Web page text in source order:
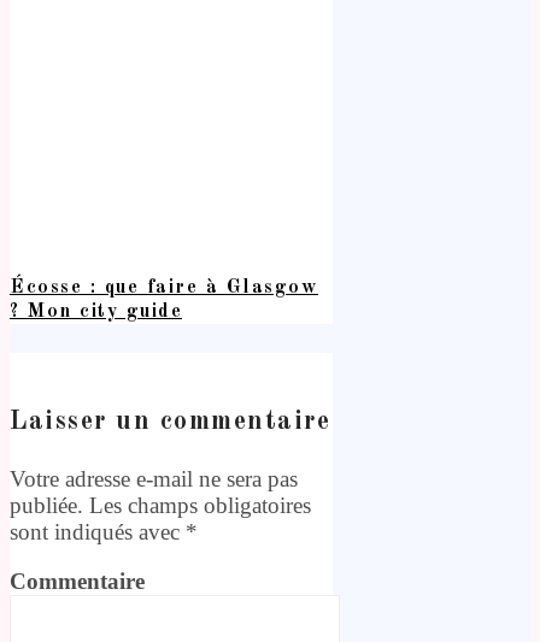
Écosse : que faire à Glasgow
? Mon city guide
Laisser un commentaire
Votre adresse e-mail ne sera pas
publiée. Les champs obligatoires
sont indiqués avec *
Commentaire